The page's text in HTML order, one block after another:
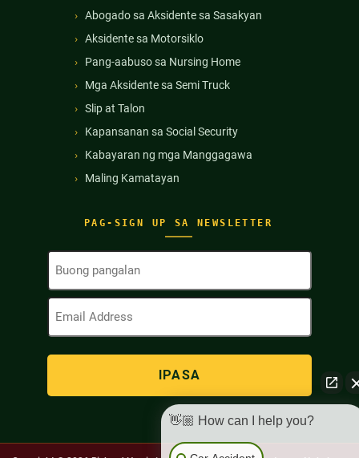
PAG-SIGN UP SA NEWSLETTER
Buong
(Kinakailangan)
Email
(Kinakailangan)
Abogado sa Aksidente sa Sasakyan
Aksidente sa Motorsiklo
Pang-aabuso sa Nursing Home
Mga Aksidente sa Semi Truck
Slip at Talon
Kapansanan sa Social Security
Kabayaran ng mga Manggagawa
Maling Kamatayan
👋🏼 How can I help you?